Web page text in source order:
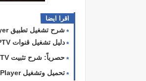
اقرا ايضا
شرح تشغيل تطبيق Eagle Player على أجهزة Android Box و FireStick و Android TV 🦅 لعام 202
دليل تشغيل قنوات IPTV على شاشات Samsung Smart TV بنظام Tizen 📺📡
حصرياً: شرح تثبيت Iboss IPTV أحدث إصدار لمشاهدة القنوات بجودة 4K على أجهزة البوكس والفاير ستيك 🚀📺
تحميل وتشغيل IBO Player للكمبيوتر: الطريقة الصحيحة لمشاهدة IPTV على حاسوبك 🛠️